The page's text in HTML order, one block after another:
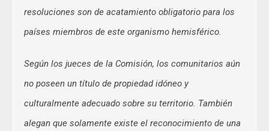
resoluciones son de acatamiento obligatorio para los
países miembros de este organismo hemisférico.
Según los jueces de la Comisión, los comunitarios aún
no poseen un título de propiedad idóneo y
culturalmente adecuado sobre su territorio. También
alegan que solamente existe el reconocimiento de una